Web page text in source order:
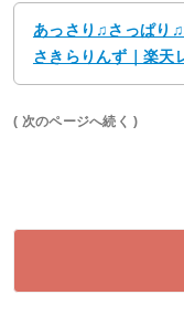
あっさり♫さっぱり
さきらりんず｜楽天
( 次のページへ続く )